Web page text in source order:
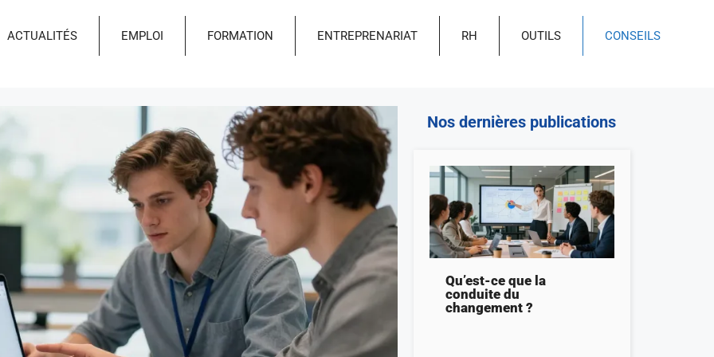
ACTUALITÉS EMPLOI FORMATION ENTREPRENARIAT RH OUTILS CONSEILS
Nos dernières publications
Qu’est-ce que la
conduite du
changement ?